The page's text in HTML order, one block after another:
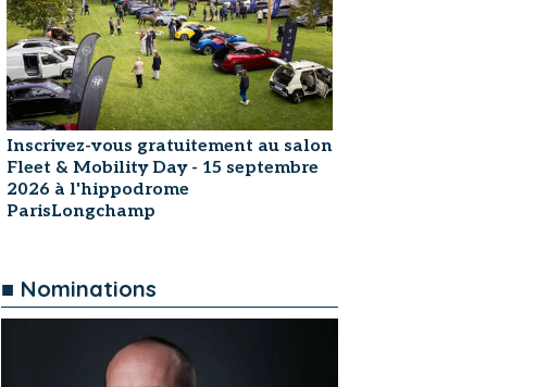
Inscrivez-vous gratuitement au salon
Fleet & Mobility Day - 15 septembre
2026 à l'hippodrome
ParisLongchamp
■ Nominations